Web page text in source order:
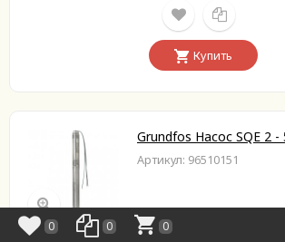
Купить
Grundfos Насос SQE 2 -
Артикул: 96510151
0 0 0